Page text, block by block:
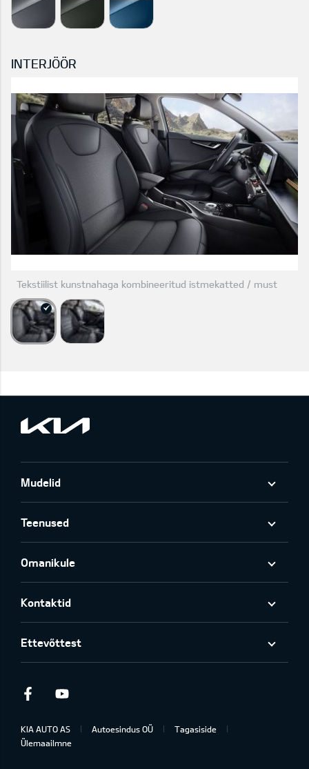
INTERJÖÖR
Tekstiilist kunstnahaga kombineeritud istmekatted / must
Mudelid
Teenused
Omanikule
Kontaktid
Ettevõttest
Facebook
KIA AUTO AS Autoesindus OÜ
Tagasiside
Ülemaailmne